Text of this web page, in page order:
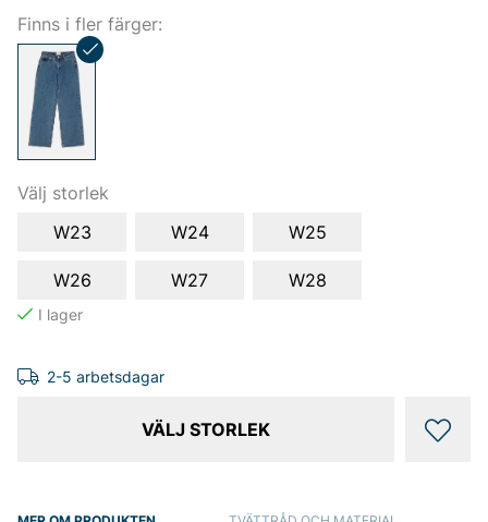
Finns i fler färger:
Välj storlek
W23
W24 W25
W26 W27 W28
2-5 arbetsdagar
VÄLJ STORLEK